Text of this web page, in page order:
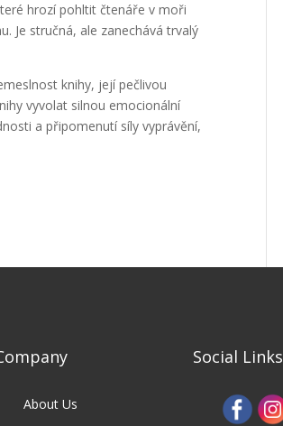
hrozí pohltit čtenáře v moři
Je stručná, ale zanechává trvalý
knihy, její pečlivou
vyvolat silnou emocionální
a připomenutí síly vyprávění,
About Us
Social Links